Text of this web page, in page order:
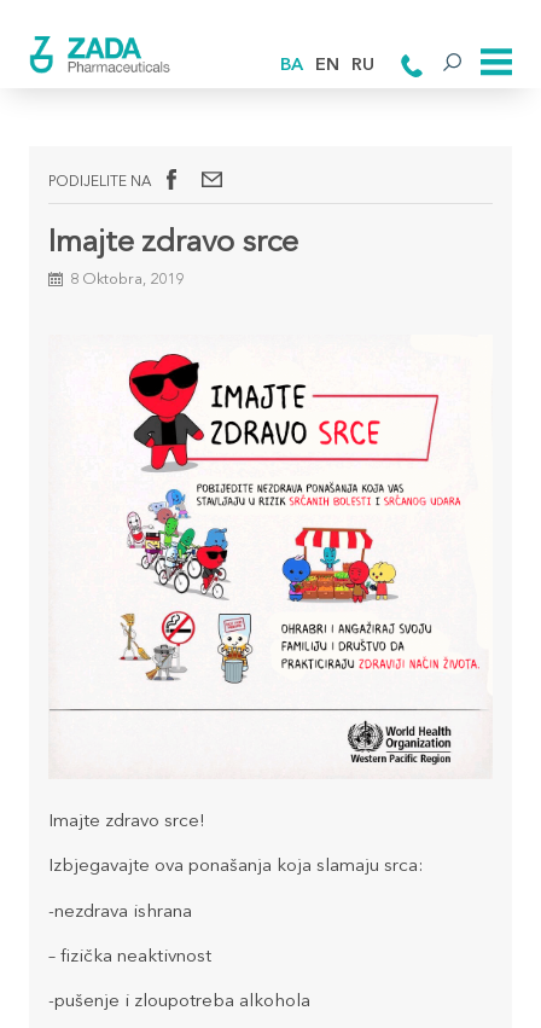
BA EN RU
PODIJELITE NA
Imajte zdravo srce
8 Oktobra, 2019
Imajte zdravo srce!
Izbjegavajte ova ponašanja koja slamaju srca:
-nezdrava ishrana
– fizička neaktivnost
-pušenje i zloupotreba alkohola